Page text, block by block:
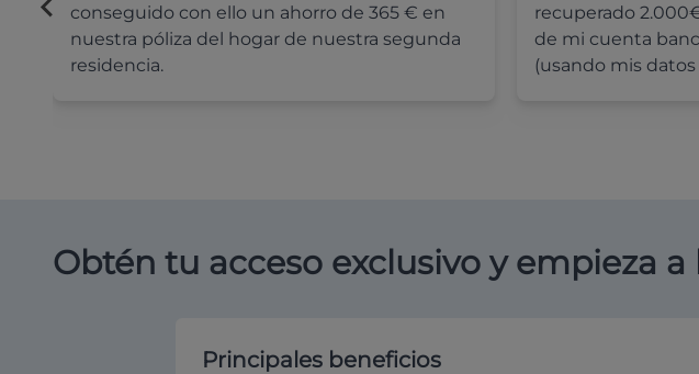
conseguido con ello un ahorro de 365 € en
nuestra póliza del hogar de nuestra segunda
residencia.
recuperado
de mi cuenta
(usando mis datos
Obtén tu acceso exclusivo y empieza
Principales beneficios